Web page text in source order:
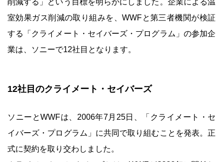
室効果ガス削減の取り組みを、WWFと第三者機関が検証
する「クライメート・セイバーズ・プログラム」の参加企
業は、ソニーで12社目となります。
12社目のクライメート・セイバーズ
ソニーとWWFは、2006年7月25日、「クライメート・セ
イバーズ・プログラム」に共同で取り組むことを発表。正
式に契約を取り交わしました。